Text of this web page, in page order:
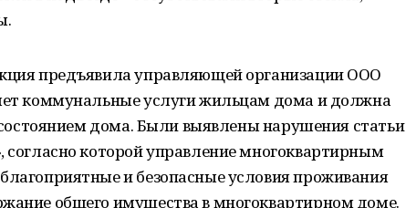
предъявила управляющей организации ООО
коммунальные услуги жильцам дома и должна
дома. Были выявлены нарушения статьи
которой управление многоквартирным
и безопасные условия проживания
общего имущества в многоквартирном доме.